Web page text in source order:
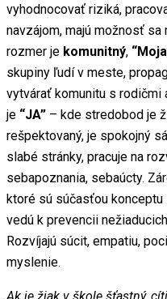
vyhodnocovať riziká,
navzájom, majú možnosť
rozmer je komunitný,
skupiny ľudí v meste,
vytvárať komunitu s
je “JA” – kde stredobod je
rešpektovaný, je spokojný
slabé stránky, pracuje na
sebapoznania, sebaúcty.
ktoré sú súčasťou
vedú k prevencii
Rozvíjajú súcit, empatiu,
myslenie.